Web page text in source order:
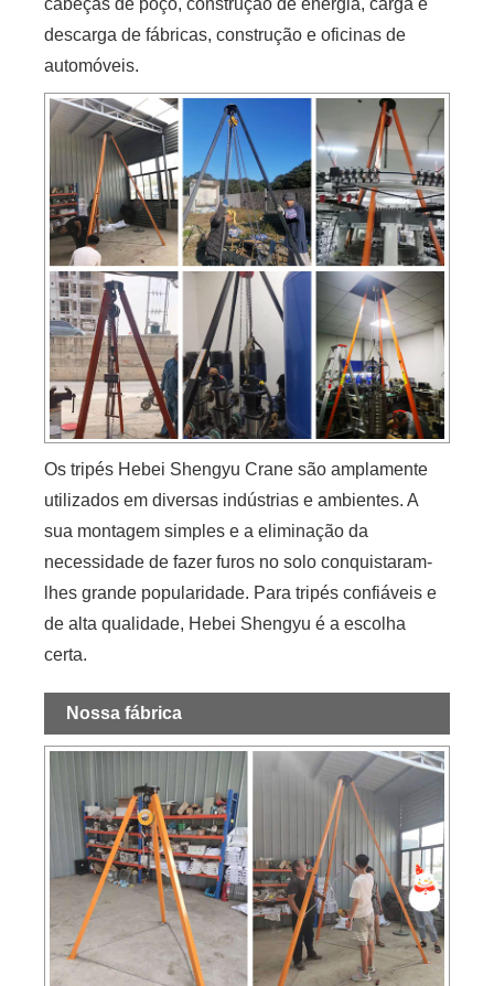
cabeças de poço, construção de energia, carga e
descarga de fábricas, construção e oficinas de
automóveis.
Os tripés Hebei Shengyu Crane são amplamente
utilizados em diversas indústrias e ambientes. A
sua montagem simples e a eliminação da
necessidade de fazer furos no solo conquistaram-
lhes grande popularidade. Para tripés confiáveis ​​e
de alta qualidade, Hebei Shengyu é a escolha
certa.
Nossa fábrica